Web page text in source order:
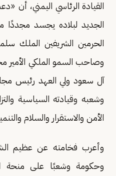
القيادة الرئاسي اليمني، أن
الجديد لبلاده يجسد مجددًا
الحرمين الشريفين الملك
وصاحب السمو الملكي الأمير
آل سعود ولي العهد رئيس
وشعبه وقيادته السياسية
الأمن والاستقرار والسلام
وأعرب فخامته عن عظيم
وحكومة وشعبًا على منحة